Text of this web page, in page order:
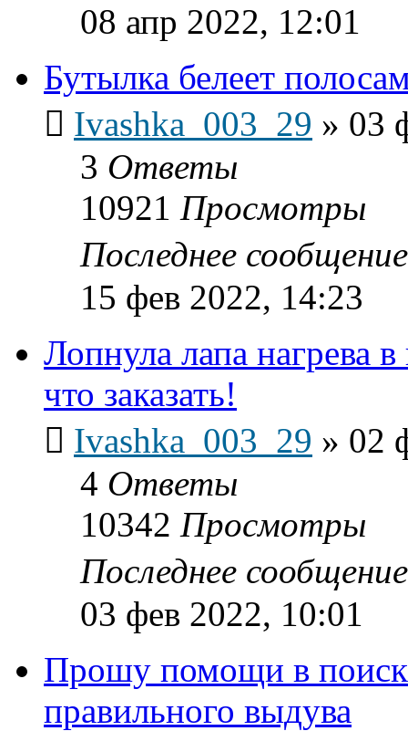
08 апр 2022, 12:01
Бутылка белеет
Ivashka_003_29 » 03
3 Ответы
10921 Просмотры
Последнее
15 фев 2022, 14:23
Лопнула лапа нагрева
что заказать!
Ivashka_003_29 » 02
4 Ответы
10342 Просмотры
Последнее
03 фев 2022, 10:01
Прошу помощи в
правильного выдува